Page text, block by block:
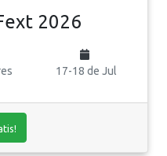
2026
17-18 de Jul